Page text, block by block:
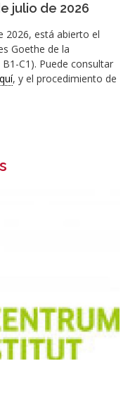
julio de 2026
2026, está abierto el
Goethe de la
C1). Puede consultar
, y el procedimiento de